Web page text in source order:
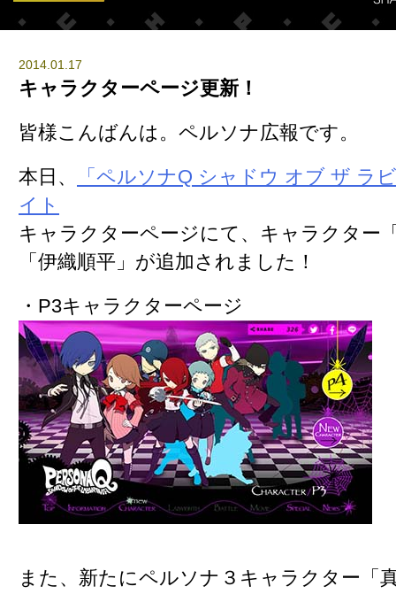
2014.01.17
キャラクターページ更新！
皆様こんばんは。ペルソナ広報です。
本日、
「ペルソナQ シャドウ オブ ザ ラ
イト
キャラクターページにて、キャラクター
「伊織順平」 が追加されました！
・P3キャラクターページ
また、新たにペルソナ３キャラクター 「